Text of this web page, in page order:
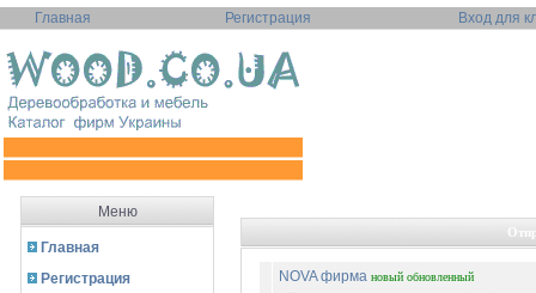
Главная Регистрация Вход для
Меню
Главная
Регистрация
NOVA фирма новый обновленный